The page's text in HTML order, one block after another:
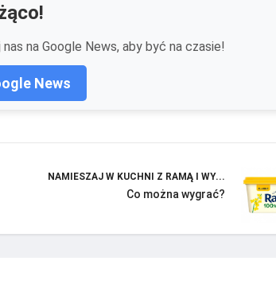
na Google News, aby być na czasie!
News
NAMIESZAJ W KUCHNI Z RAMĄ I WY...
Co można wygrać?